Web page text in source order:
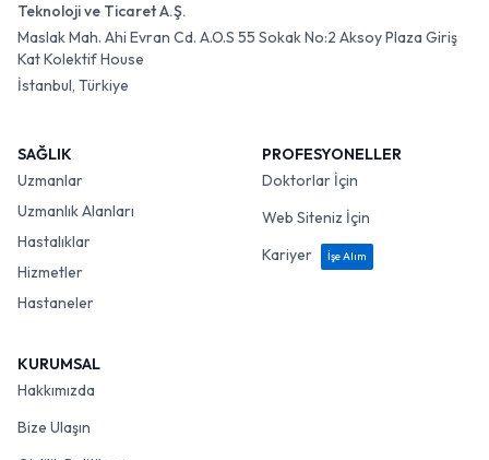
Teknoloji ve Ticaret A.Ş.
Maslak Mah. Ahi Evran Cd. A.O.S 55 Sokak No:2 Aksoy Plaza Giriş
Kat Kolektif House
İstanbul, Türkiye
SAĞLIK
Uzmanlar
Uzmanlık Alanları
Hastalıklar
Hizmetler
Hastaneler
PROFESYONELLER
Doktorlar İçin
Web Siteniz İçin
Kariyer
İşe Alım
KURUMSAL
Hakkımızda
Bize Ulaşın